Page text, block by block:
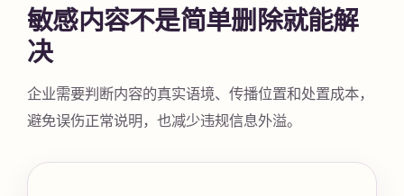
敏感内容不是简单删除就能解
决
企业需要判断内容的真实语境、传播位置和处置成本，
避免误伤正常说明，也减少违规信息外溢。